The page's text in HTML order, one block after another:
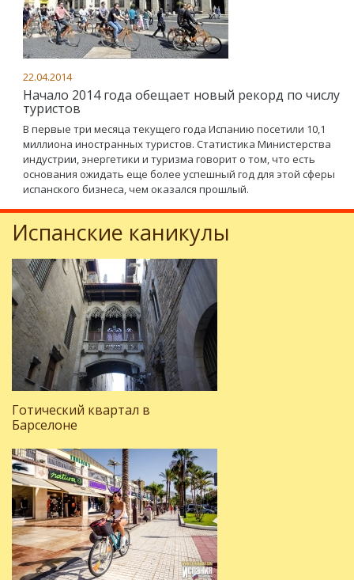
22.04.2014
Начало 2014 года обещает новый рекорд по числу
туристов
В первые три месяца текущего года Испанию посетили 10,1
миллиона иностранных туристов. Статистика Министерства
индустрии, энергетики и туризма говорит о том, что есть
основания ожидать еще более успешный год для этой сферы
испанского бизнеса, чем оказался прошлый.
Испанские каникулы
Готический квартал в
Барселоне